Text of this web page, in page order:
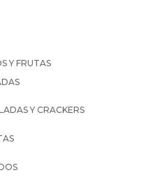
Y FRUTAS
Y CRACKERS